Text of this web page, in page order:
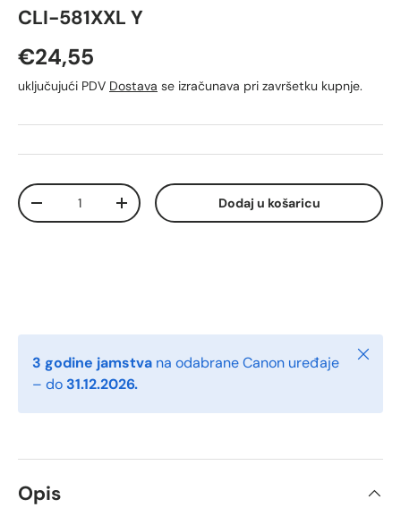
CLI-581XXL Y
Redovna cijena
€24,55
uključujući PDV Dostava se izračunava pri završetku kupnje.
Količina
Smanji količinuPovećaj količinuDodaj u košaricu
3 godine jamstva na odabrane Canon uređaje
– do 31.12.2026.
Zatvori
Opis